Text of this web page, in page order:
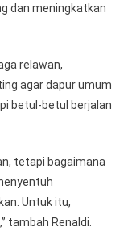
dan meningkatkan
relawan,
agar dapur umum
betul-betul berjalan
tetapi bagaimana
Untuk itu,
tambah Renaldi.